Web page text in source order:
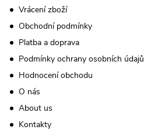
Vrácení zboží
Obchodní podmínky
Platba a doprava
Podmínky ochrany osobních údajů
Hodnocení obchodu
O nás
About us
Kontakty